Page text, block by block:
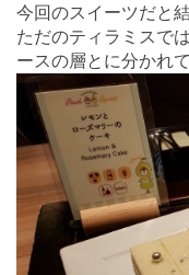
今回のスイーツだと
ただのティラミスでは
ースの層とに分かれ